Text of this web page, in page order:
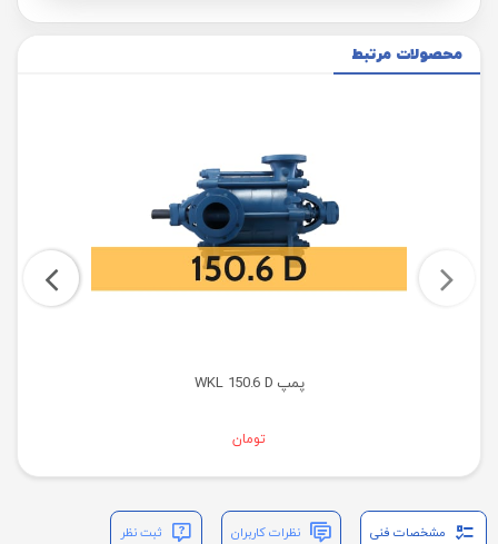
محصولات مرتبط
پمپ WKL 150.6 D
تومان
مشخصات فنی نظرات کاربران ثبت نظر